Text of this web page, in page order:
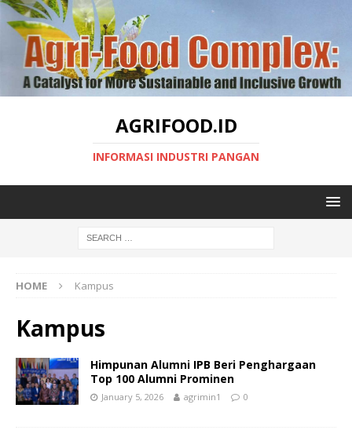
AGRIFOOD.ID
INFORMASI INDUSTRI PANGAN
HOME Kampus
Kampus
Himpunan Alumni IPB Beri Penghargaan
Top 100 Alumni Prominen
January 5, 2026 agrimin1 0